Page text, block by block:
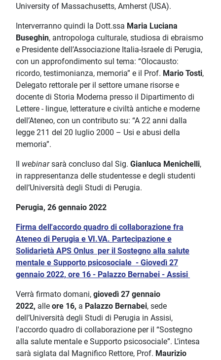
University of Massachusetts, Amherst (USA).
Interverranno quindi la Dott.ssa Maria Luciana
Buseghin, antropologa culturale, studiosa di ebraismo
e Presidente dell’Associazione Italia-Israele di Perugia,
con un approfondimento sul tema: “Olocausto:
ricordo, testimonianza, memoria” e il Prof. Mario Tosti,
Delegato rettorale per il settore umane risorse e
docente di Storia Moderna presso il Dipartimento di
Lettere - lingue, letterature e civiltà antiche e moderne
dell’Ateneo, con un contributo su: “A 22 anni dalla
legge 211 del 20 luglio 2000 – Usi e abusi della
memoria”.
webinarsarà concluso dal Sig. Gianluca Menichelli,
in rappresentanza delle studentesse e degli studenti
dell’Università degli Studi di Perugia.
Perugia, 26 gennaio 2022
Firma dell'accordo quadro di collaborazione fra
Ateneo di Perugia e VI.VA. Partecipazione e
Solidarietà APS Onlus per il Sostegno alla salute
mentale e Supporto psicosociale - Giovedì 27
gennaio 2022, ore 16 - Palazzo Bernabei - Assisi
Verrà firmato domani, giovedì 27 gennaio
2022, alle ore 16, a Palazzo Bernabei, sede
dell’Università degli Studi di Perugia in Assisi,
l'accordo quadro di collaborazione per il “Sostegno
alla salute mentale e Supporto psicosociale”. L’intesa
sarà siglata dal Magnifico Rettore, Prof. Maurizio